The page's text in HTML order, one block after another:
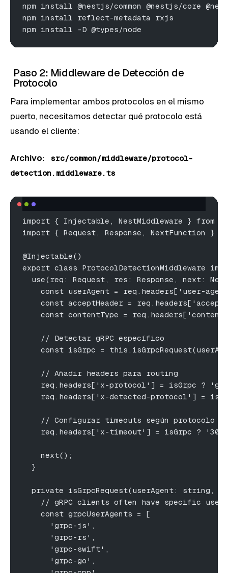
npm install @nestjs/common @nestjs/core
npm install reflect-metadata rxjs
npm install -D @types/node
Paso 2: Middleware de Detección de
Protocolo
Para implementar ambos protocolos en el mismo
puerto, necesitamos detectar qué protocolo está
usando el cliente:
Archivo:
src/common/middleware/protocol-
detection.middleware.ts
import { Injectable, NestMiddleware } from
import { Request, Response, NextFunction }
@Injectable()
export class ProtocolDetectionMiddleware
use(req: Request, res: Response, next:
const userAgent = req.headers['user-
const acceptHeader =
const contentType =
    // Detectar gRPC específico
const isGrpc =
    // Añadir headers para routing
req.headers['x-protocol'] = isGrpc ?
req.headers['x-detected-protocol'] =
    // Configurar timeouts según protocolo
req.headers['x-timeout'] = isGrpc ?
    next();
  }
private isGrpcRequest(userAgent: string,
// gRPC clients often have specific user
    const grpcUserAgents = [
      'grpc-js',
      'grpc-rs',
      'grpc-swift',
      'grpc-go',